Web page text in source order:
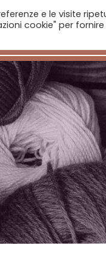
Notizie
e le visite
cookie" per fornire